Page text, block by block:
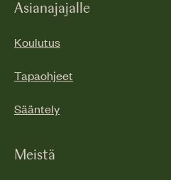
Asianajajalle
Koulutus
Tapaohjeet
Sääntely
Meistä